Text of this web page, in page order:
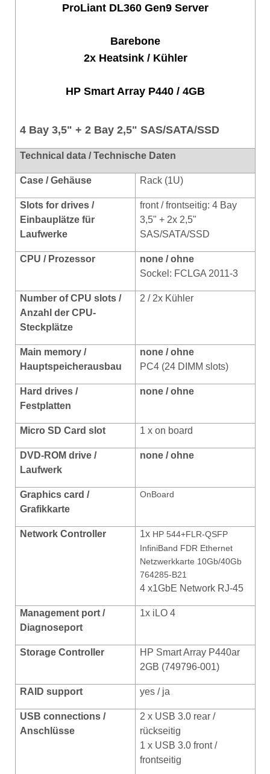
ProLiant DL360 Gen9 Server
Barebone
2x Heatsink / Kühler
HP Smart Array P440 / 4GB
4 Bay 3,5" + 2 Bay 2,5" SAS/SATA/SSD
Technical data / Technische Daten
Case / Gehäuse Rack (1U)
Slots for drives /
Einbauplätze für
Laufwerke
front / frontseitig: 4 Bay
3,5" + 2x 2,5"
SAS/SATA/SSD
CPU / Prozessor
none / ohne
Sockel: FCLGA 2011-3
Number of CPU slots /
Anzahl der CPU-
Steckplätze
2 / 2x Kühler
Main memory /
Hauptspeicherausbau
none / ohne
PC4 (24 DIMM slots)
Hard drives /
Festplatten
none / ohne
Micro SD Card slot 1 x on board
DVD-ROM drive /
Laufwerk
none / ohne
Graphics card /
Grafikkarte
OnBoard
Network Controller 1x HP 544+FLR-QSFP
InfiniBand FDR Ethernet
Netzwerkkarte 10Gb/40Gb
764285-B21
4 x1GbE Network RJ-45
Management port /
Diagnoseport
1x iLO 4
Storage Controller
HP Smart Array P440ar
2GB (749796-001)
RAID support yes / ja
USB connections /
Anschlüsse
2 x USB 3.0 rear /
rückseitig
1 x USB 3.0 front /
frontseitig